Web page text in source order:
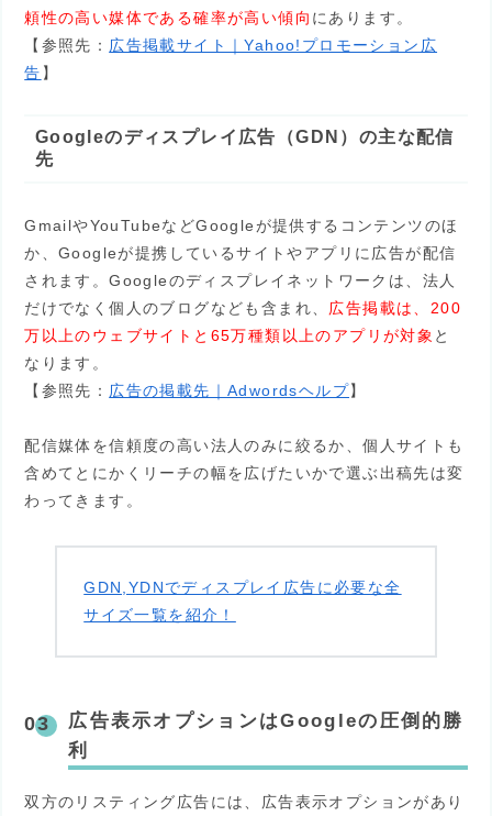
頼性の高い媒体である確率が高い傾向 にあります。
【参照先： 広告掲載サイト｜Yahoo!プロモーション広
告 】
Googleのディスプレイ広告（GDN）の主な配信
先
GmailやYouTubeなどGoogleが提供するコンテンツのほ
か、Googleが提携しているサイトやアプリに広告が配信
されます。Googleのディスプレイネットワークは、法人
だけでなく個人のブログなども含まれ、 広告掲載は、200
万以上のウェブサイトと65万種類以上のアプリが対象 と
なります。
【参照先： 広告の掲載先｜Adwordsヘルプ】
配信媒体を信頼度の高い法人のみに絞るか、個人サイトも
含めてとにかくリーチの幅を広げたいかで選ぶ出稿先は変
わってきます。
GDN,YDNでディスプレイ広告に必要な全
サイズ一覧を紹介！
広告表示オプションはGoogleの圧倒的勝
利
双方のリスティング広告には、広告表示オプションがあり